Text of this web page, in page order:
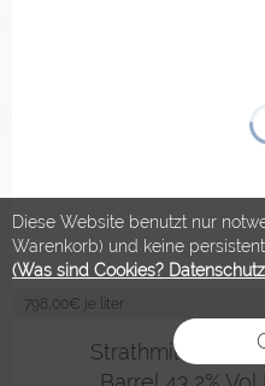
Diese Website benutzt nur
Warenkorb) und keine
(Was sind Cookies?
798,00€ je liter
Strathmill 1988